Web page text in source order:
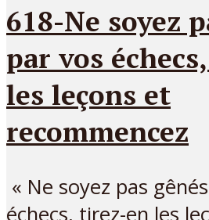
618-Ne soyez
par vos
les leçons et
recommencez
« Ne soyez pas
échecs, tirez-en les